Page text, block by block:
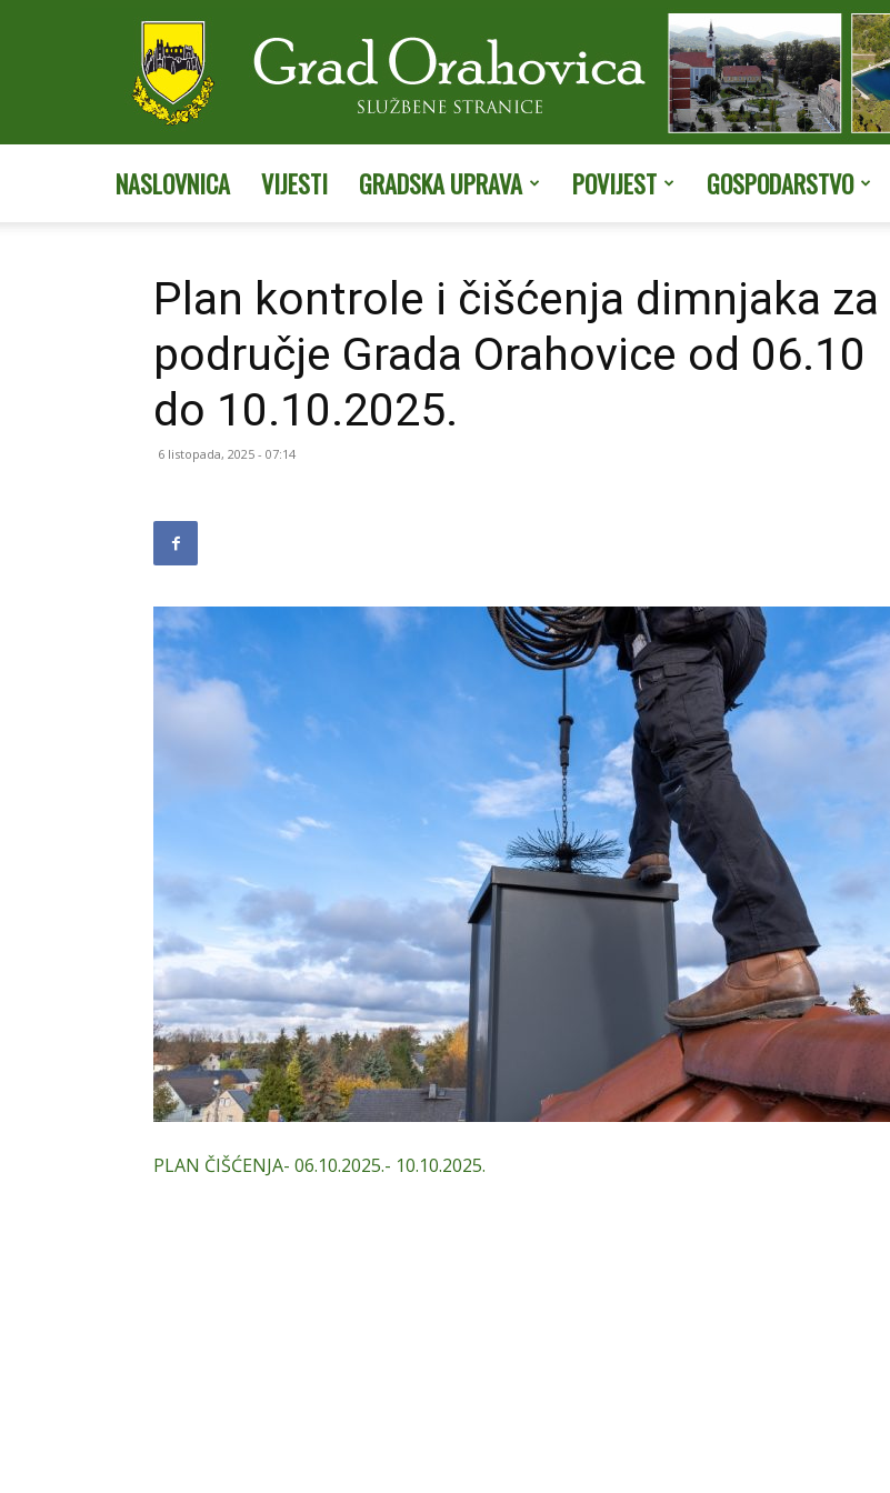
stranice
Orahovice
NASLOVNICA VIJESTI GRADSKA UPRAVA POVIJEST GOSPODARSTVO
Plan kontrole i čišćenja dimnjaka za
područje Grada Orahovice od 06.10
do 10.10.2025.
6 listopada, 2025 - 07:14
PLAN ČIŠĆENJA- 06.10.2025.- 10.10.2025.